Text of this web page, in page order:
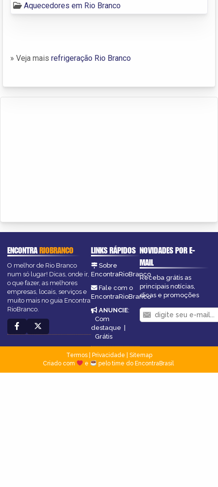
Aquecedores em Rio Branco
» Veja mais refrigeração Rio Branco
ENCONTRARIOBRANCO
O melhor de Rio Branco
num só lugar! Dicas, onde ir,
o que fazer, as melhores
empresas, locais, serviços e
muito mais no guia Encontra
RioBranco.
LINKS RÁPIDOS
Sobre
EncontraRioBranco
Fale com o
EncontraRioBranco
ANUNCIE:
Com
destaque |
Grátis
NOVIDADES POR E-
MAIL
Receba grátis as
principais notícias,
dicas e promoções
Termos| Privacidade
Sitemap
Criado com
e pelo time do EncontraBrasil